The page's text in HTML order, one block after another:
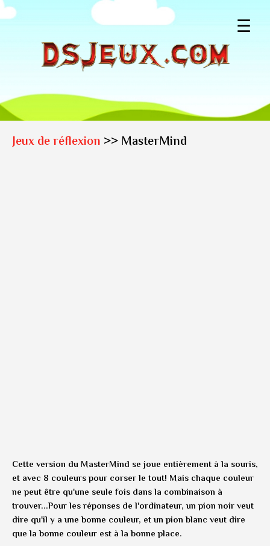
☰
Jeux de réflexion >> MasterMind
Cette version du MasterMind se joue entièrement à la souris,
et avec 8 couleurs pour corser le tout! Mais chaque couleur
ne peut être qu'une seule fois dans la combinaison à
trouver...Pour les réponses de l'ordinateur, un pion noir veut
dire qu'il y a une bonne couleur, et un pion blanc veut dire
que la bonne couleur est à la bonne place.